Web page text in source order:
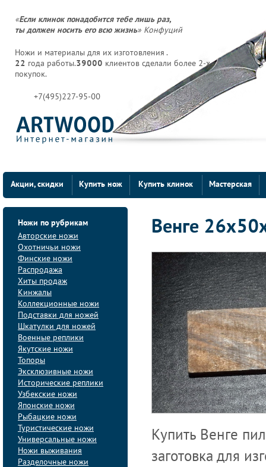
«Если клинок понадобится тебе лишь раз,
ты должен носить его всю жизнь» Конфуций
Ножи и материалы для их изготовления .
22 года работы.39000 клиентов сделали более 2-х
покупок.
+7(495)227-95-00
Акции, скидки Купить нож Купить клинок Мастерская
Ножи по рубрикам
Авторские ножи
Охотничьи ножи
Финские ножи
Распродажа
Хиты продаж
Кинжалы
Коллекционные ножи
Подставки для ножей
Шкатулки для ножей
Военные реплики
Якутские ножи
Топоры
Эксклюзивные ножи
Исторические реплики
Узбекские ножи
Японские ножи
Рыбацкие ножи
Туристические ножи
Универсальные ножи
Ножи выживания
Разделочные ножи
Венге
Купить Венге
заготовка для